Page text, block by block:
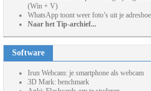
(Win + V)
WhatsApp toont weer foto’s uit je
Naar het Tip-archief...
Software
Irun Webcam: je smartphone als webcam
3D Mark: benchmark